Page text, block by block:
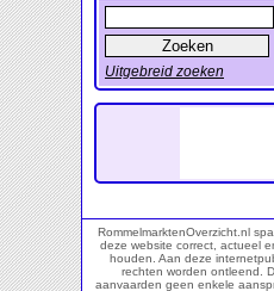
Uitgebreid zoeken
RommelmarktenOverzicht.nl
deze website correct, actueel
houden. Aan deze
rechten worden ontleend.
aanvaarden geen enkele